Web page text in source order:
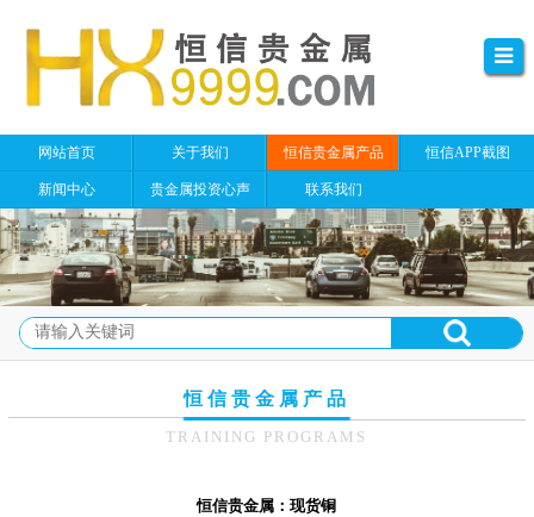
网站首页 关于我们 恒信贵金属产品 恒信APP截图
新闻中心 贵金属投资心声 联系我们
恒信贵金属产品
TRAINING PROGRAMS
恒信贵金属：现货铜